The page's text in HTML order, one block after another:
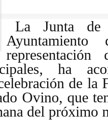
La Junta de
ha
de la
Ovino, que
del próximo